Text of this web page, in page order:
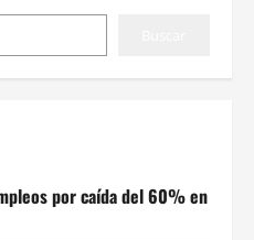
por caída del 60% en